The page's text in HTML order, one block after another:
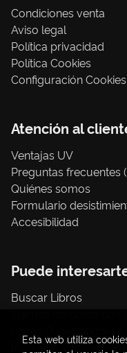
Condiciones venta
Aviso legal
Política privacidad
Política Cookies
Configuración Cookies
Atención al
Ventajas UV
Preguntas frecuentes
Quiénes somos
Formulario
Accesibilidad
Puede
Buscar Libros
Papelería / material
Esta web utiliza